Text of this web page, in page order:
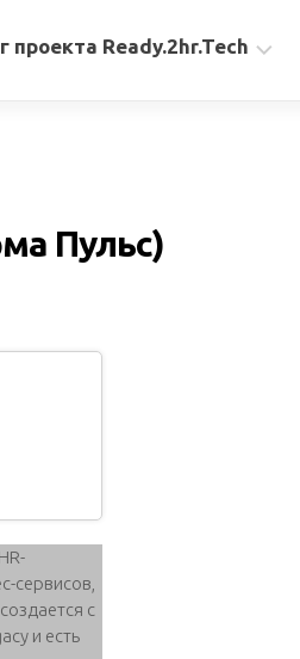
проекта Ready.2hr.Tech
Пульс)
сервисов,
с
и есть